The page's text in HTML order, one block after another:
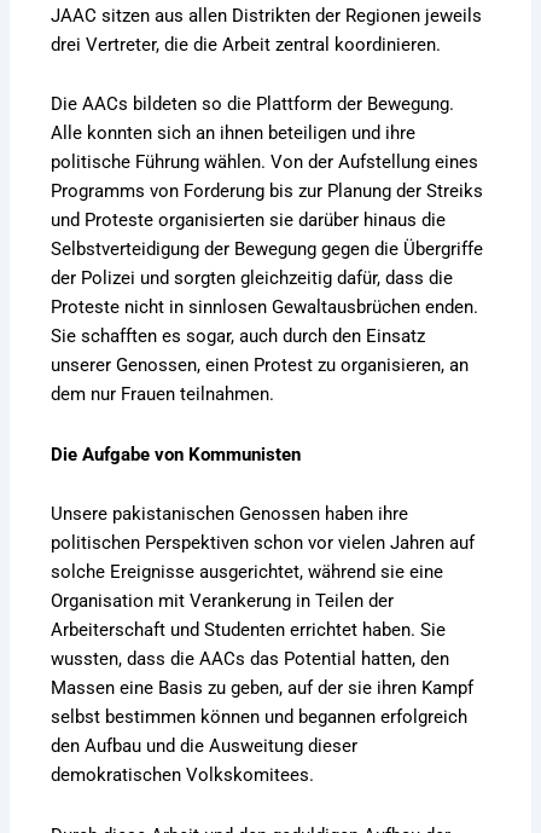
JAAC sitzen aus allen Distrikten der Regionen jeweils
drei Vertreter, die die Arbeit zentral koordinieren.
Die AACs bildeten so die Plattform der Bewegung.
Alle konnten sich an ihnen beteiligen und ihre
politische Führung wählen. Von der Aufstellung eines
Programms von Forderung bis zur Planung der Streiks
und Proteste organisierten sie darüber hinaus die
Selbstverteidigung der Bewegung gegen die Übergriffe
der Polizei und sorgten gleichzeitig dafür, dass die
Proteste nicht in sinnlosen Gewaltausbrüchen enden.
Sie schafften es sogar, auch durch den Einsatz
unserer Genossen, einen Protest zu organisieren, an
dem nur Frauen teilnahmen.
Die Aufgabe von Kommunisten
Unsere pakistanischen Genossen haben ihre
politischen Perspektiven schon vor vielen Jahren auf
solche Ereignisse ausgerichtet, während sie eine
Organisation mit Verankerung in Teilen der
Arbeiterschaft und Studenten errichtet haben. Sie
wussten, dass die AACs das Potential hatten, den
Massen eine Basis zu geben, auf der sie ihren Kampf
selbst bestimmen können und begannen erfolgreich
den Aufbau und die Ausweitung dieser
demokratischen Volkskomitees.